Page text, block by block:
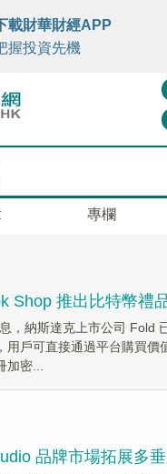
FINTV FINMETA
載財華財經APP
握投資先機
專欄
Shop 推出比特幣禮
，納斯達克上市公司 Fold
用戶可直接通過平台購買價
密...
品牌市場拓展多